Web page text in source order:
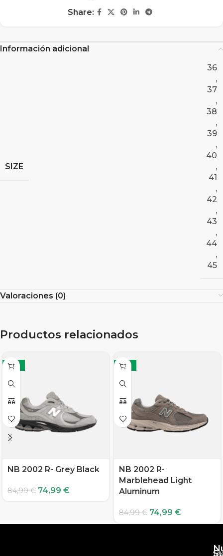
Share:
Información adicional
SIZE
36
,
37
,
38
,
39
,
40
,
41
,
42
,
43
,
44
,
45
Valoraciones (0)
Productos relacionados
-12%
NB 2002 R- Grey Black
84,99€ 74,99 €
-12%
NB 2002 R-
Marblehead Light
Aluminum
84,99€ 74,99 €